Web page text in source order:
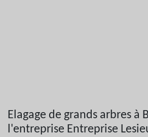
Elagage de grands arbres à
l'entreprise Entreprise